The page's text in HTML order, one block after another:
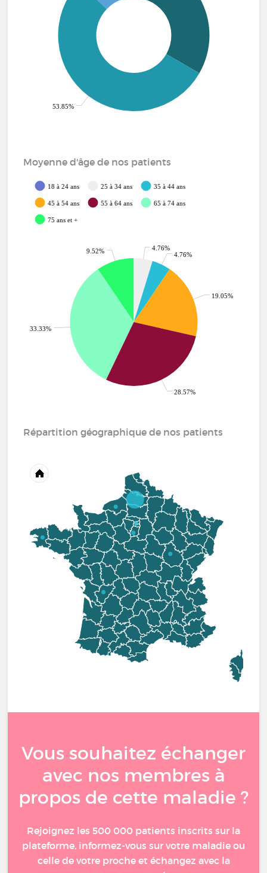
53.85%
Moyenne d'âge de nos patients
18 à 24 ans 25 à 34 ans 35 à 44 ans
45 à 54 ans 55 à 64 ans 65 à 74 ans
75 ans et +
4.76%
4.76%
19.05%
28.57%
33.33%
9.52%
Répartition géographique de nos patients
Vous souhaitez échanger
avec nos membres à
propos de cette maladie ?
Rejoignez les 500 000 patients inscrits sur la
plateforme, informez-vous sur votre maladie ou
celle de votre proche et échangez avec la